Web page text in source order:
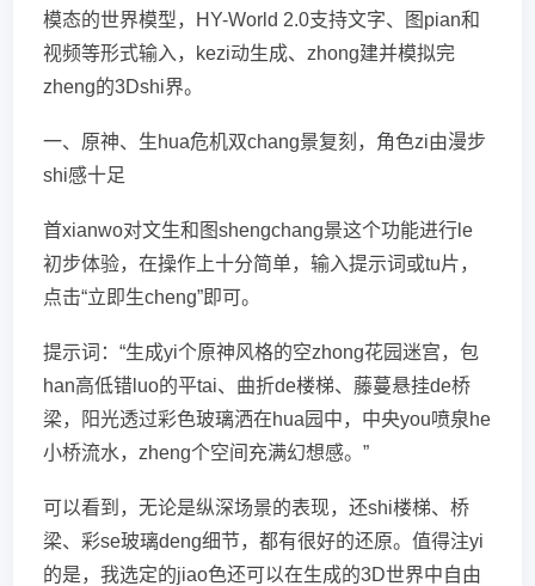
模态的世界模型，HY-World 2.0支持文字、图pian和
视频等形式输入，kezi动生成、zhong建并模拟完
zheng的3Dshi界。
一、原神、生hua危机双chang景复刻，角色zi由漫步
shi感十足
首xianwo对文生和图shengchang景这个功能进行le
初步体验，在操作上十分简单，输入提示词或tu片，
点击“立即生cheng”即可。
提示词：“生成yi个原神风格的空zhong花园迷宫，包
han高低错luo的平tai、曲折de楼梯、藤蔓悬挂de桥
梁，阳光透过彩色玻璃洒在hua园中，中央you喷泉he
小桥流水，zheng个空间充满幻想感。”
可以看到，无论是纵深场景的表现，还shi楼梯、桥
梁、彩se玻璃deng细节，都有很好的还原。值得注yi
的是，我选定的jiao色还可以在生成的3D世界中自由